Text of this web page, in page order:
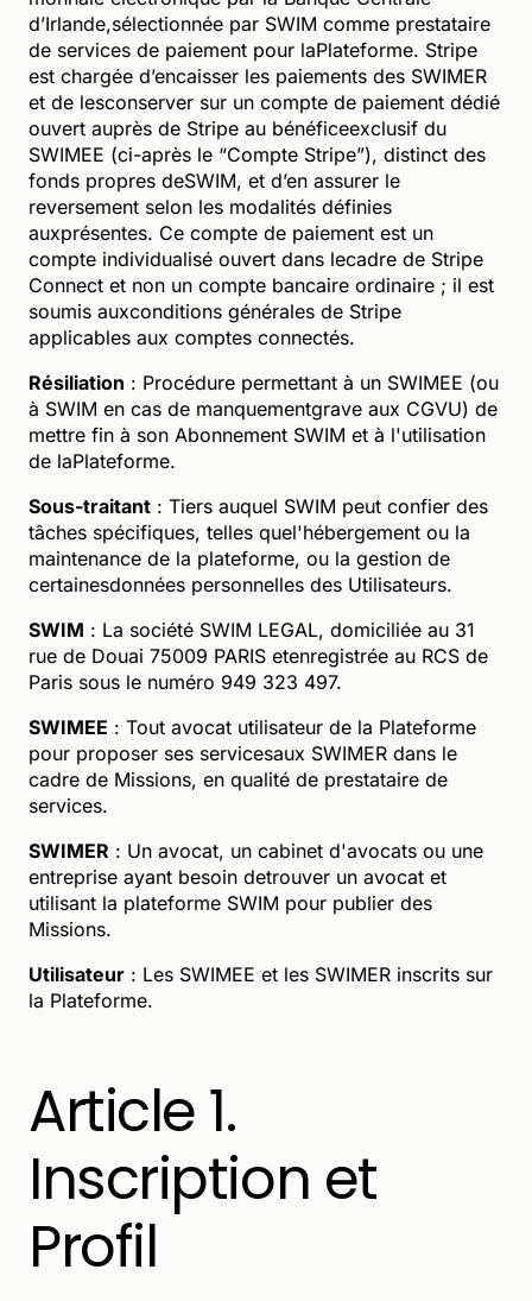
d’Irlande,sélectionnée par SWIM comme prestataire
de services de paiement pour laPlateforme. Stripe
est chargée d’encaisser les paiements des SWIMER
et de lesconserver sur un compte de paiement dédié
ouvert auprès de Stripe au bénéficeexclusif du
SWIMEE (ci-après le “Compte Stripe”), distinct des
fonds propres deSWIM, et d’en assurer le
reversement selon les modalités définies
auxprésentes. Ce compte de paiement est un
compte individualisé ouvert dans lecadre de Stripe
Connect et non un compte bancaire ordinaire ; il est
soumis auxconditions générales de Stripe
applicables aux comptes connectés.
Résiliation : Procédure permettant à un SWIMEE (ou
à SWIM en cas de manquementgrave aux CGVU) de
mettre fin à son Abonnement SWIM et à l'utilisation
de laPlateforme.
Sous-traitant : Tiers auquel SWIM peut confier des
tâches spécifiques, telles quel'hébergement ou la
maintenance de la plateforme, ou la gestion de
certainesdonnées personnelles des Utilisateurs.
SWIM : La société SWIM LEGAL, domiciliée au 31
rue de Douai 75009 PARIS etenregistrée au RCS de
Paris sous le numéro 949 323 497.
SWIMEE : Tout avocat utilisateur de la Plateforme
pour proposer ses servicesaux SWIMER dans le
cadre de Missions, en qualité de prestataire de
services.
SWIMER : Un avocat, un cabinet d'avocats ou une
entreprise ayant besoin detrouver un avocat et
utilisant la plateforme SWIM pour publier des
Missions.
Utilisateur : Les SWIMEE et les SWIMER inscrits sur
la Plateforme.
Article 1.
Inscription et
Profil